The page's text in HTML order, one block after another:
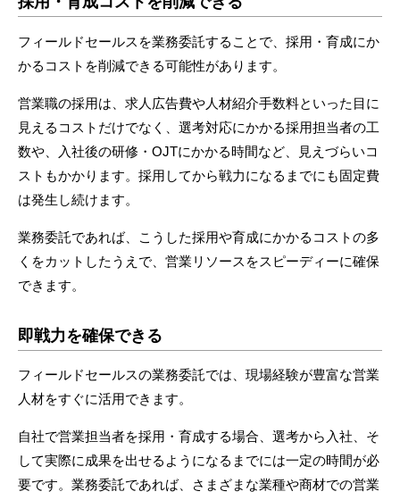
フィールドセールスを業務委託することで、採用・育成にか
かるコストを削減できる可能性があります。
営業職の採用は、求人広告費や人材紹介手数料といった目に
見えるコストだけでなく、選考対応にかかる採用担当者の工
数や、入社後の研修・OJTにかかる時間など、見えづらいコ
ストもかかります。採用してから戦力になるまでにも固定費
は発生し続けます。
業務委託であれば、こうした採用や育成にかかるコストの多
くをカットしたうえで、営業リソースをスピーディーに確保
できます。
即戦力を確保できる
フィールドセールスの業務委託では、現場経験が豊富な営業
人材をすぐに活用できます。
自社で営業担当者を採用・育成する場合、選考から入社、そ
して実際に成果を出せるようになるまでには一定の時間が必
要です。業務委託であれば、さまざまな業種や商材での営業